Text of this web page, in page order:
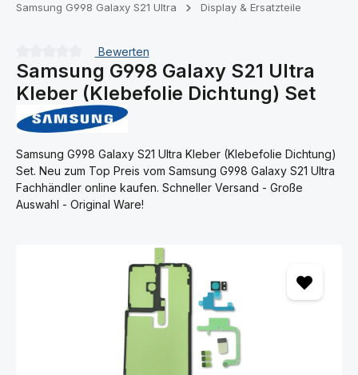
Samsung G998 Galaxy S21 Ultra
Display & Ersatzteile
Durchschnittliche Bewertung von 0 von 5 Sternen
Bewerten
Samsung G998 Galaxy S21 Ultra
Kleber (Klebefolie Dichtung) Set
Samsung G998 Galaxy S21 Ultra Kleber (Klebefolie Dichtung)
Set. Neu zum Top Preis vom Samsung G998 Galaxy S21 Ultra
Fachhändler online kaufen. Schneller Versand - Große
Auswahl - Original Ware!
Bildergalerie überspringen